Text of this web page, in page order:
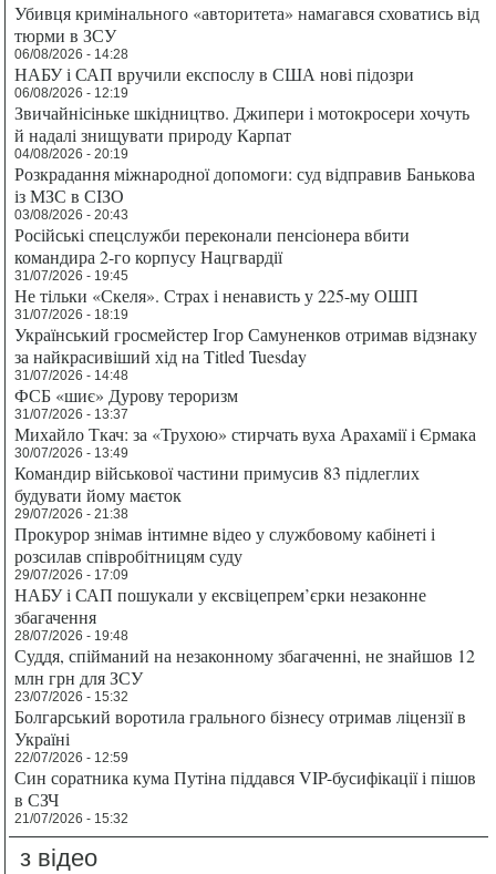
Убивця кримінального «авторитета» намагався сховатись від
тюрми в ЗСУ
06/08/2026 - 14:28
НАБУ і САП вручили експослу в США нові підозри
06/08/2026 - 12:19
Звичайнісіньке шкідництво. Джипери і мотокросери хочуть
й надалі знищувати природу Карпат
04/08/2026 - 20:19
Розкрадання міжнародної допомоги: суд відправив Банькова
із МЗС в СІЗО
03/08/2026 - 20:43
Російські спецслужби переконали пенсіонера вбити
командира 2-го корпусу Нацгвардії
31/07/2026 - 19:45
Не тільки «Скеля». Страх і ненависть у 225-му ОШП
31/07/2026 - 18:19
Український гросмейстер Ігор Самуненков отримав відзнаку
за найкрасивіший хід на Titled Tuesday
31/07/2026 - 14:48
ФСБ «шиє» Дурову тероризм
31/07/2026 - 13:37
Михайло Ткач: за «Трухою» стирчать вуха Арахамії і Єрмака
30/07/2026 - 13:49
Командир військової частини примусив 83 підлеглих
будувати йому маєток
29/07/2026 - 21:38
Прокурор знімав інтимне відео у службовому кабінеті і
розсилав співробітницям суду
29/07/2026 - 17:09
НАБУ і САП пошукали у ексвіцепрем’єрки незаконне
збагачення
28/07/2026 - 19:48
Суддя, спійманий на незаконному збагаченні, не знайшов 12
млн грн для ЗСУ
23/07/2026 - 15:32
Болгарський воротила грального бізнесу отримав ліцензії в
Україні
22/07/2026 - 12:59
Син соратника кума Путіна піддався VIP-бусифікації і пішов
в СЗЧ
21/07/2026 - 15:32
з відео